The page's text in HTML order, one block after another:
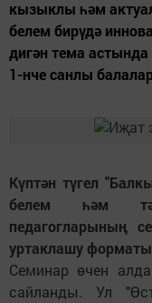
кызыклы һәм
белем бирүдә
дигән тема
1-нче санлы
Күптән түгел
белем һәм
педагогларының
уртаклашу
Семинар өчен
сайланды. Ул